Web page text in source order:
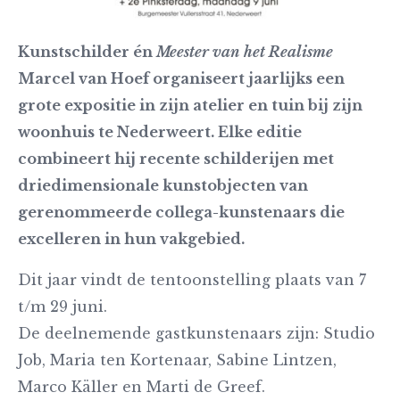
Kunstschilder én Meester van het Realisme
Marcel van Hoef organiseert jaarlijks een
grote expositie in zijn atelier en tuin bij zijn
woonhuis te Nederweert. Elke editie
combineert hij recente schilderijen met
driedimensionale kunstobjecten van
gerenommeerde collega-kunstenaars die
excelleren in hun vakgebied.
Dit jaar vindt de tentoonstelling plaats van 7
t/m 29 juni.
De deelnemende gastkunstenaars zijn: Studio
Job, Maria ten Kortenaar, Sabine Lintzen,
Marco Käller en Marti de Greef.